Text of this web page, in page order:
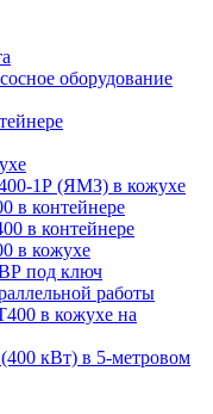
оборудование
1Р (ЯМЗ) в кожухе
в контейнере
в контейнере
в кожухе
под ключ
работы
в кожухе на
кВт) в 5-метровом